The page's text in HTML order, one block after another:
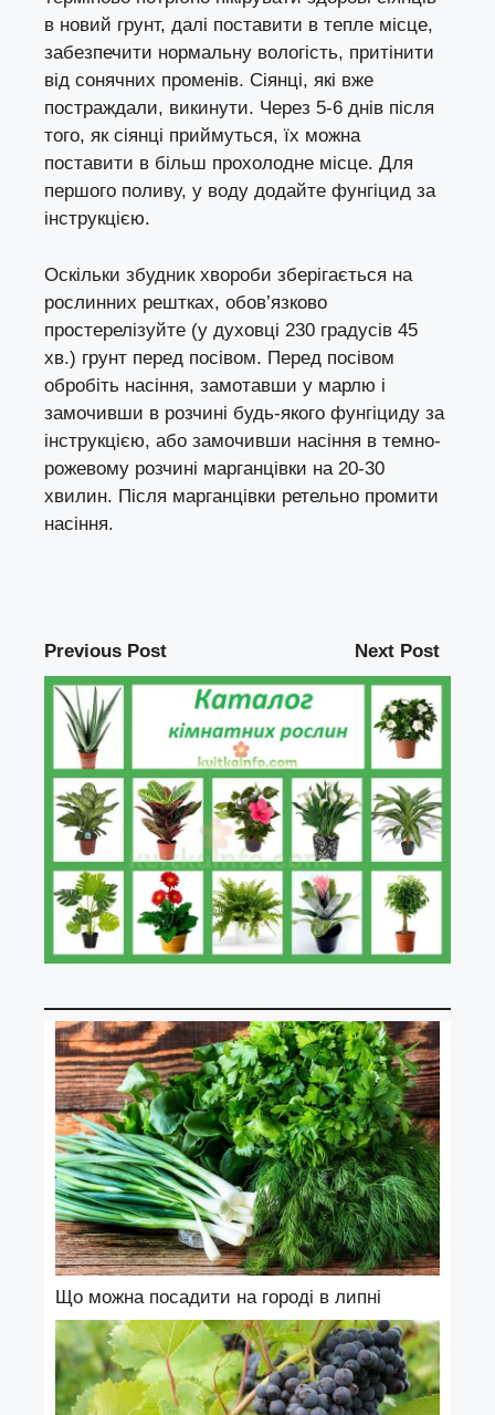
в новий грунт, далі поставити в тепле місце,
забезпечити нормальну вологість, притінити
від сонячних променів. Сіянці, які вже
постраждали, викинути. Через 5-6 днів після
того, як сіянці приймуться, їх можна
поставити в більш прохолодне місце. Для
першого поливу, у воду додайте фунгіцид за
інструкцією.
Оскільки збудник хвороби зберігається на
рослинних рештках, обов’язково
простерелізуйте (у духовці 230 градусів 45
хв.) грунт перед посівом. Перед посівом
обробіть насіння, замотавши у марлю і
замочивши в розчині будь-якого фунгіциду за
інструкцією, або замочивши насіння в темно-
рожевому розчині марганцівки на 20-30
хвилин. Після марганцівки ретельно промити
насіння.
Previous Post Next Post
Що можна посадити на городі в липні